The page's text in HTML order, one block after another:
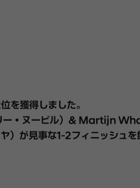
獲得しました。
ー・ヌービル）& Martijn
が見事な1-2フィニッシュを